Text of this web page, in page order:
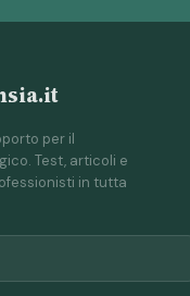
per il
Test, articoli e
in tutta